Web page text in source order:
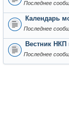
Последнее
Календарь
Последнее
Вестник НКП
Последнее